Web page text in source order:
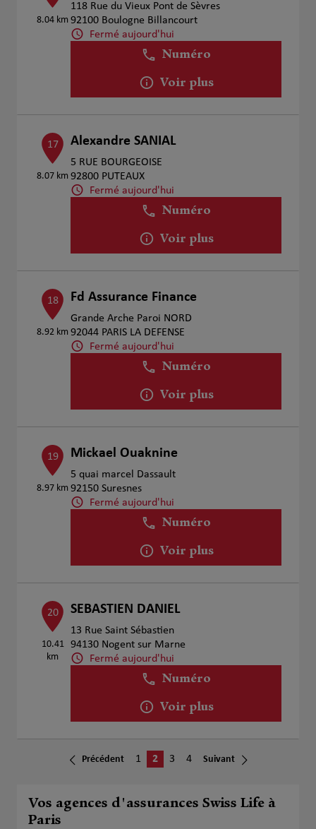
8.04 km
118 Rue du Vieux Pont de Sèvres
92100 Boulogne Billancourt
Fermé aujourd'hui
Numéro
Voir plus
17
8.07 km
Alexandre SANIAL
5 RUE BOURGEOISE
92800 PUTEAUX
Fermé aujourd'hui
Numéro
Voir plus
18
8.92 km
Fd Assurance Finance
Grande Arche Paroi NORD
92044 PARIS LA DEFENSE
Fermé aujourd'hui
Numéro
Voir plus
19
8.97 km
Mickael Ouaknine
5 quai marcel Dassault
92150 Suresnes
Fermé aujourd'hui
Numéro
Voir plus
20
10.41
km
SEBASTIEN DANIEL
13 Rue Saint Sébastien
94130 Nogent sur Marne
Fermé aujourd'hui
Numéro
Voir plus
Précédent 1 2 3 4 Suivant
Vos agences d'assurances Swiss Life à
Paris